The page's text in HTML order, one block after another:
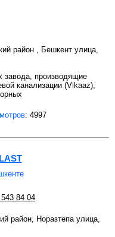
район , Бешкент улица,
завода, производящие
канализации (Vikaaz),
: 4997
84 04
район, Норазтепа улица,